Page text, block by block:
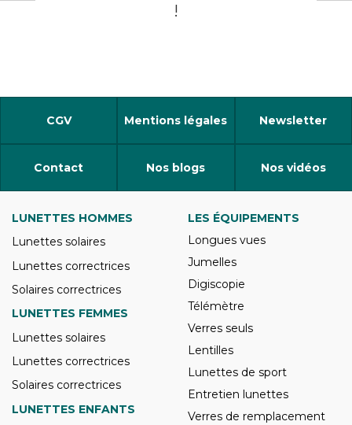
!
CGV Mentions légales Newsletter
Contact Nos blogs Nos vidéos
LUNETTES HOMMES
Lunettes solaires
Lunettes correctrices
Solaires correctrices
LUNETTES FEMMES
Lunettes solaires
Lunettes correctrices
Solaires correctrices
LUNETTES ENFANTS
LES ÉQUIPEMENTS
Longues vues
Jumelles
Digiscopie
Télémètre
Verres seuls
Lentilles
Lunettes de sport
Entretien lunettes
Verres de remplacement